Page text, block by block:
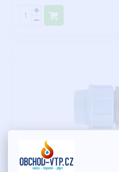
Skladom - expedujeme do 7.8.